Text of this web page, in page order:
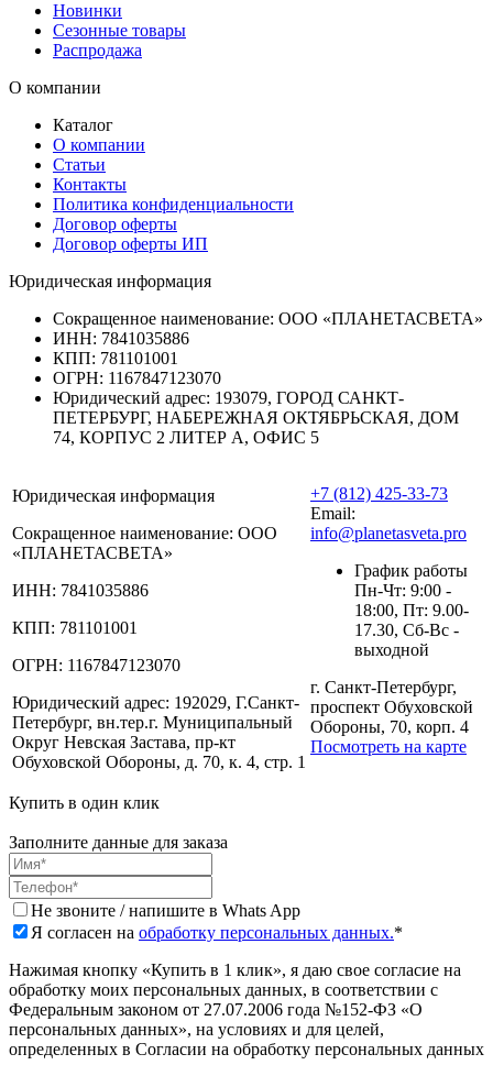
Новинки
Сезонные товары
Распродажа
О компании
Каталог
О компании
Статьи
Контакты
Политика конфиденциальности
Договор оферты
Договор оферты ИП
Юридическая информация
Сокращенное наименование: ООО «ПЛАНЕТАСВЕТА»
ИНН: 7841035886
КПП: 781101001
ОГРН: 1167847123070
Юридический адрес: 193079, ГОРОД САНКТ-
ПЕТЕРБУРГ, НАБЕРЕЖНАЯ ОКТЯБРЬСКАЯ, ДОМ
74, КОРПУС 2 ЛИТЕР А, ОФИС 5
Юридическая информация
Сокращенное наименование: ООО
«ПЛАНЕТАСВЕТА»
ИНН: 7841035886
КПП: 781101001
ОГРН: 1167847123070
Юридический адрес: 192029, Г.Санкт-
Петербург, вн.тер.г. Муниципальный
Округ Невская Застава, пр-кт
Обуховской Обороны, д. 70, к. 4, стр. 1
+7 (812) 425-33-73
Email:
info@planetasveta.pro
График работы
Пн-Чт: 9:00 -
18:00, Пт: 9.00-
17.30, Сб-Вс -
выходной
г. Санкт-Петербург,
проспект Обуховской
Обороны, 70, корп. 4
Посмотреть на карте
Купить в один клик
Заполните данные для заказа
Не звоните / напишите в Whats App
Я согласен на обработку персональных данных.*
Нажимая кнопку «Купить в 1 клик», я даю свое согласие на
обработку моих персональных данных, в соответствии с
Федеральным законом от 27.07.2006 года №152-ФЗ «О
персональных данных», на условиях и для целей,
определенных в Согласии на обработку персональных данных